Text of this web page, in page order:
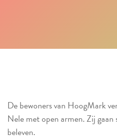
De bewoners van HoogMark
Nele met open armen. Zij
beleven.